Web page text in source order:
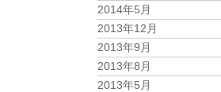
2014年5月
2013年12月
2013年9月
2013年8月
2013年5月